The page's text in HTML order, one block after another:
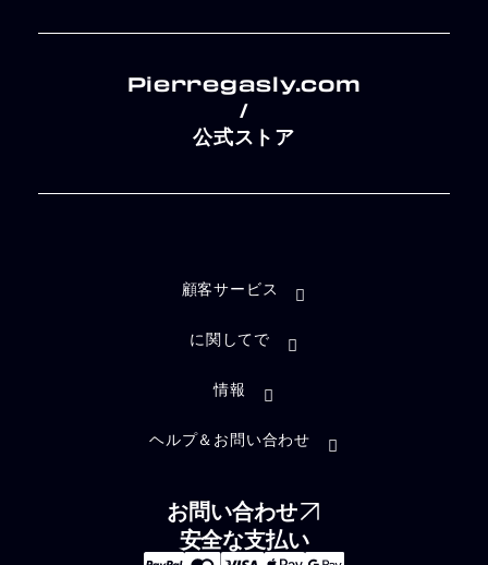
Pierregasly.com
/
公式ストア
顧客サービス
に関してで
情報
ヘルプ＆お問い合わせ
お問い合わせ
安全な支払い